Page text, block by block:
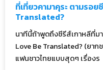
ที่เที่ยวคามาคุระ ตามรอ
Translated?
นาทีนี้ถ้าพูดถึงซีรีส์เกาหลีที่ม
Love Be Translated? (ยาก
แฟนชาวไทยแบบสุดๆ เรื่องร